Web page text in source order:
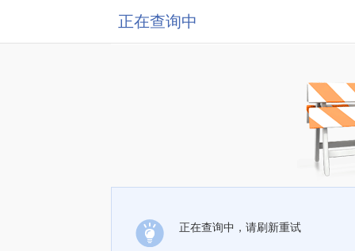
正在查询中
正在查询中，请刷新重试